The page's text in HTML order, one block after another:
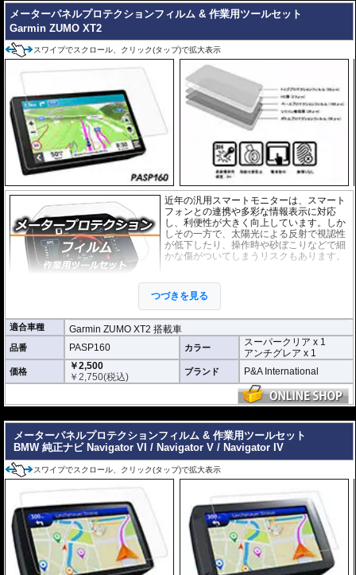
優れもの。満足のいく取付が容易になりました。
シリコーン系粘着材を採用し、画面を痛めることがありません。フィルムを剥
がせば、元通りの状態になります。
メーターパネルプロテクションフィルム & 作業用ツールセット
Garmin ZUMO XT2
スワイプでスクロール、クリック(タップ)で拡大表示
近年の汎用スマートモニターは、スマート
フォンとの連携や多彩な情報表示に対応
し、利便性が大きく向上しています。しか
しその一方で、太陽光による反射で視認性
が低下したり、操作時や砂ぼこりなどで細
かな傷がついてしまうリスクもあります。
汚れからディスプレイを保護します。
トには２枚のフィルム(スーパークリアとア
ンチグレア)が入っており
合わせたものをご利用いただけます。
スーパークリア :
耐摩耗性が非常に高く、
透明性の高いフィルム。貼り付けてしまう
と画面になじみ、フィルムの存在がほとん
どわからなくなります。
マット仕上げが施され、太
を防ぎ、画面を読み取りやすくします。も
ちろん傷に対しても有効です。
取付キット付属 :
取り付けに便利なクリー
ニングクロス、細かい埃も除去する粘着シート、気泡の混入を防ぎ、きれいに
仕上げるスキージがセットになっています。
またこのフィルムは多少の気泡なら数時間から２日ほどで自然に気泡が消える
優れもの。満足のいく取付が容易になりました。
シリコーン系粘着材を採用し、画面を痛めることがありません。フィルムを剥
がせば、元通りの状態になります。
つづきを見る
適合車種 Garmin ZUMO XT2 搭載車
品番 PASP160 カラー
スーパークリア x 1
アンチグレア x 1
価格
￥2,500
￥2,750(税込) ブランド P&A International
メーターパネルプロテクションフィルム & 作業用ツールセット
BMW 純正ナビ Navigator VI / Navigator V / Navigator IV
スワイプでスクロール、クリック(タップ)で拡大表示